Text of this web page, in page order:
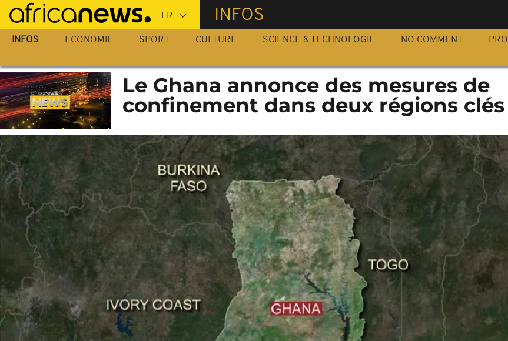
Passer
au
contenu
INFOS
INFOS ECONOMIE SPORT CULTURE SCIENCE & TECHNOLOGIE NO COMMENT
Le Ghana annonce des mesures de
confinement dans deux régions clés